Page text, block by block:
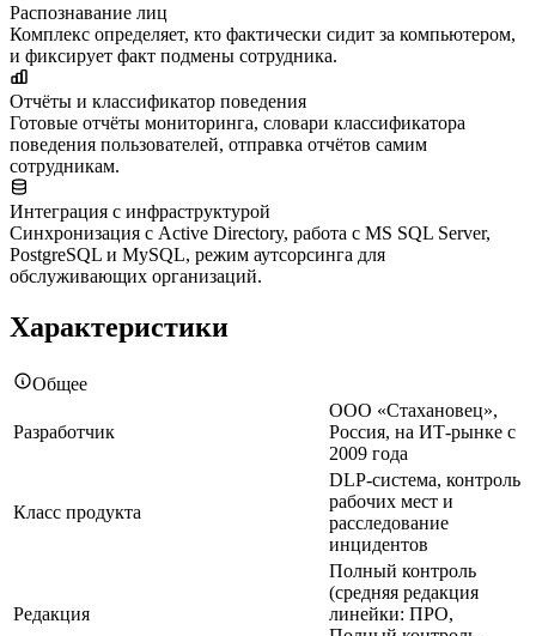
Распознавание лиц
Комплекс определяет, кто фактически сидит за компьютером,
и фиксирует факт подмены сотрудника.
Отчёты и классификатор поведения
Готовые отчёты мониторинга, словари классификатора
поведения пользователей, отправка отчётов самим
сотрудникам.
Интеграция с инфраструктурой
Синхронизация с Active Directory, работа с MS SQL Server,
PostgreSQL и MySQL, режим аутсорсинга для
обслуживающих организаций.
Характеристики
Общее
Разработчик
ООО «Стахановец»,
Россия, на ИТ-рынке с
2009 года
Класс продукта
DLP-система, контроль
рабочих мест и
расследование
инцидентов
Редакция
Полный контроль
(средняя редакция
линейки: ПРО,